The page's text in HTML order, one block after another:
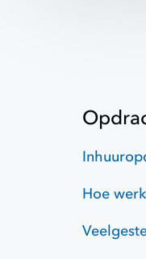
Hoe